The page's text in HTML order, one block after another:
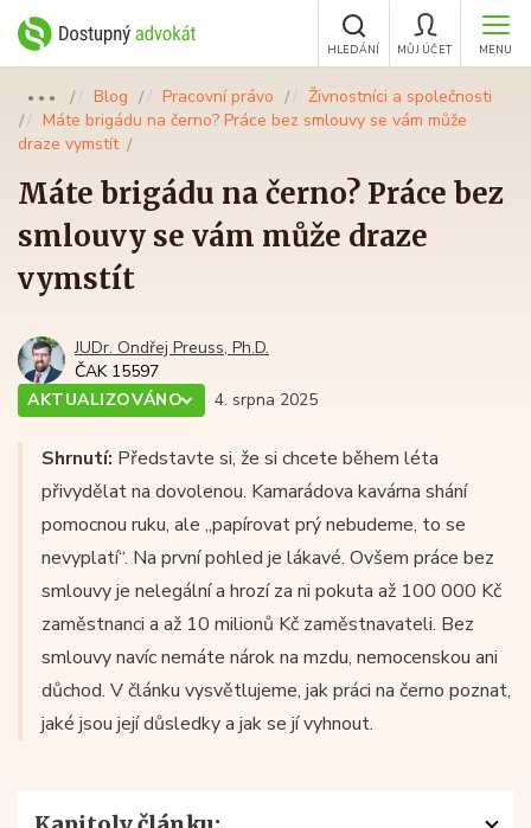
MENU
MŮJ ÚČET
HLEDÁNÍ
●●● Blog Pracovní právo
Živnostníci a společnosti
Máte brigádu na černo? Práce bez smlouvy se vám může
draze vymstít
Máte brigádu na černo? Práce bez
smlouvy se vám může draze
vymstít
JUDr. Ondřej Preuss, Ph.D.
ČAK 15597
AKTUALIZOVÁNO
4. srpna 2025
Shrnutí: Představte si, že si chcete během léta
přivydělat na dovolenou. Kamarádova kavárna shání
pomocnou ruku, ale „papírovat prý nebudeme, to se
nevyplatí“. Na první pohled je lákavé. Ovšem práce bez
smlouvy je nelegální a hrozí za ni pokuta až 100 000 Kč
zaměstnanci a až 10 milionů Kč zaměstnavateli. Bez
smlouvy navíc nemáte nárok na mzdu, nemocenskou ani
důchod. V článku vysvětlujeme, jak práci na černo poznat,
jaké jsou její důsledky a jak se jí vyhnout.